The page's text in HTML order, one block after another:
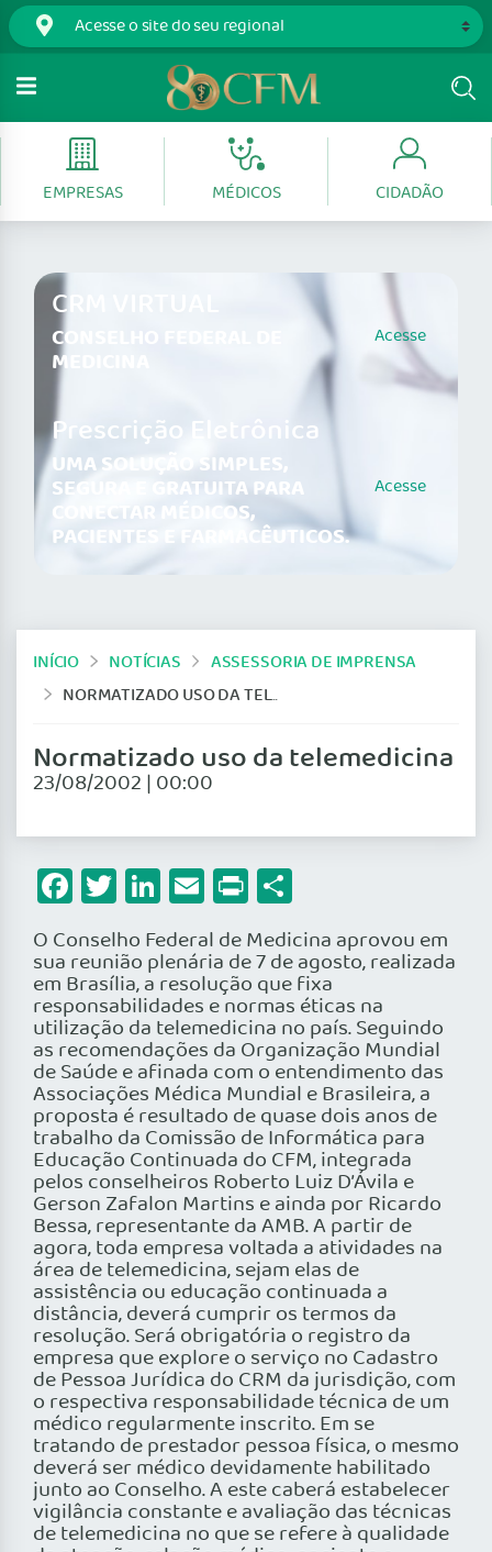
EMPRESAS MÉDICOS CIDADÃO
CRM VIRTUAL
CONSELHO FEDERAL DE
MEDICINA
Acesse
Prescrição Eletrônica
UMA SOLUÇÃO SIMPLES,
SEGURA E GRATUITA PARA
CONECTAR MÉDICOS,
PACIENTES E FARMACÊUTICOS.
Acesse
INÍCIO NOTÍCIAS
ASSESSORIA DE IMPRENSA
NORMATIZADO USO DA TELEMEDICINA
Normatizado uso da telemedicina
23/08/2002 | 00:00
Facebook
Twitter
LinkedIn
Email
Print
O Conselho Federal de Medicina aprovou em
sua reunião plenária de 7 de agosto, realizada
em Brasília, a resolução que fixa
responsabilidades e normas éticas na
utilização da telemedicina no país. Seguindo
as recomendações da Organização Mundial
de Saúde e afinada com o entendimento das
Associações Médica Mundial e Brasileira, a
proposta é resultado de quase dois anos de
trabalho da Comissão de Informática para
Educação Continuada do CFM, integrada
pelos conselheiros Roberto Luiz D’Ávila e
Gerson Zafalon Martins e ainda por Ricardo
Bessa, representante da AMB. A partir de
agora, toda empresa voltada a atividades na
área de telemedicina, sejam elas de
assistência ou educação continuada a
distância, deverá cumprir os termos da
resolução. Será obrigatória o registro da
empresa que explore o serviço no Cadastro
de Pessoa Jurídica do CRM da jurisdição, com
o respectiva responsabilidade técnica de um
médico regularmente inscrito. Em se
tratando de prestador pessoa física, o mesmo
deverá ser médico devidamente habilitado
junto ao Conselho. A este caberá estabelecer
vigilância constante e avaliação das técnicas
de telemedicina no que se refere à qualidade